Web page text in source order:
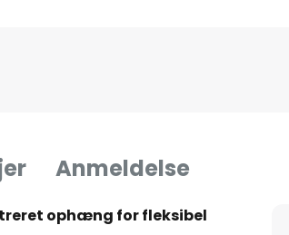
Anmeldelse
ophæng for fleksibel